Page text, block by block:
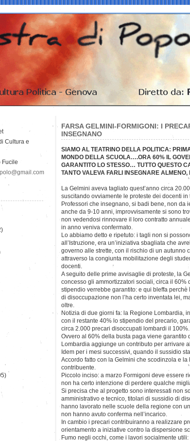
FARSA GELMINI-FORMIGONI: I
INSEGNANO
SIAMO AL TEATRINO DELLA POLITICA:
MONDO DELLA SCUOLA….ORA 60% IL
GARANTITO LO STESSO… TUTTO QUESTO
TANTO VALEVA FARLI INSEGNARE
La Gelmini aveva tagliato quest’anno circa
suscitando ovviamente le proteste dei docenti in
Professori che insegnano, si badi bene, non da
anche da 9-10 anni, improvvisamente si sono
non vedendosi rinnovare il loro contratto
in anno veniva confermato.
Lo abbiamo detto e ripetuto: i tagli non si
all’Istruzione, era un’iniziativa sbagliata che
governo alle strette, con il rischio di un autunno
attraverso la congiunta mobilitazione degli
docenti.
A seguito delle prime avvisaglie di proteste, la
concesso gli ammortizzatori sociali, circa il 60%
stipendio verrebbe garantito: e qui bleffa perchè
di disoccupazione non l’ha certo inventata lei,
oltre.
Notizia di due giorni fa: la Regione Lombardia,
con il restante 40% lo stipendio del precario,
circa 2.000 precari disoccupati lombardi il 100%.
Ovvero al 60% della busta paga viene
Lombardia aggiunge un contributo per arrivare
Idem per i mesi successivi, quando il sussidio
Accordo fatto con la Gelmini che scodinzola e
contribuente.
Piccolo inciso: a marzo Formigoni deve essere
non ha certo intenzione di perdere qualche
Si precisa che al progetto sono interessati non
amministrativo e tecnico, titolari di sussidio di
hanno lavorato nelle scuole della regione con
non hanno avuto conferma nell’incarico.
In cambio i precari contribuiranno a realizzare
orientamento a iniziative contro la dispersione
Fumo negli occhi, come i lavori socialmente
Cultura e
Fucile